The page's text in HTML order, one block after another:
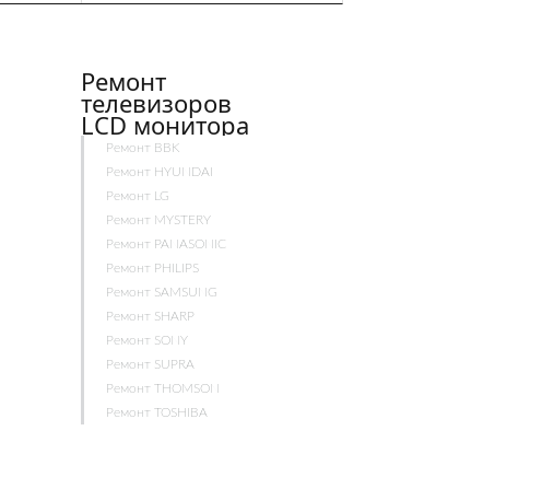
Ремонт
телевизоров
LCD монитора
Ремонт BBK
Ремонт HYUNDAI
Ремонт LG
Ремонт MYSTERY
Ремонт PANASONIC
Ремонт PHILIPS
Ремонт SAMSUNG
Ремонт SHARP
Ремонт SONY
Ремонт SUPRA
Ремонт THOMSON
Ремонт TOSHIBA